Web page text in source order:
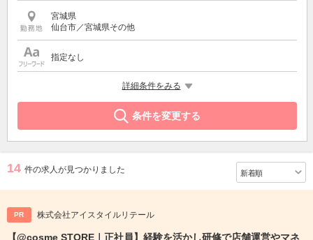
宮城県
仙台市／宮城県その他
指定なし
詳細条件をみる
条件を変更する
14 件の求人が見つかりました
PR 株式会社アイスタイルリテール
【@cosme STORE｜正社員】経験を活かし研修で店舗運営やマネ